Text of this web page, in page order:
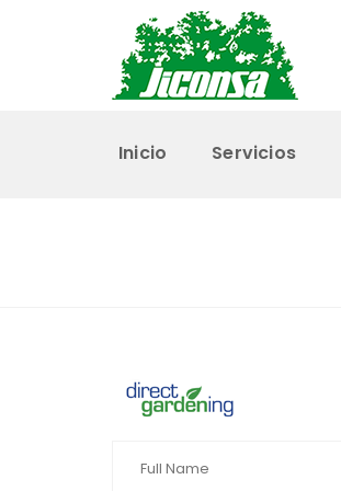
Inicio Servicios